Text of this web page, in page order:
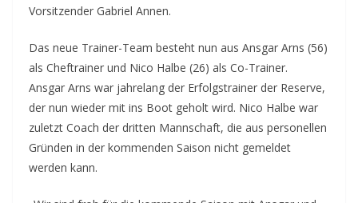
Vorsitzender Gabriel Annen.
Das neue Trainer-Team besteht nun aus Ansgar Arns (56)
als Cheftrainer und Nico Halbe (26) als Co-Trainer.
Ansgar Arns war jahrelang der Erfolgstrainer der Reserve,
der nun wieder mit ins Boot geholt wird. Nico Halbe war
zuletzt Coach der dritten Mannschaft, die aus personellen
Gründen in der kommenden Saison nicht gemeldet
werden kann.